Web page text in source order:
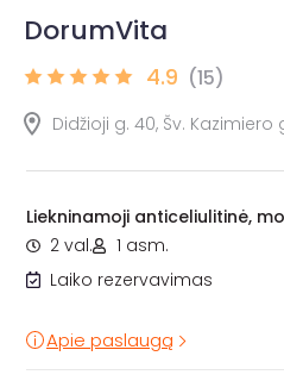
DorumVita
4.9 (15)
Didžioji g. 40, Šv. Kazimiero
Liekninamoji anticeliulitinė,
2 val.
1 asm.
Laiko rezervavimas
Apie paslaugą